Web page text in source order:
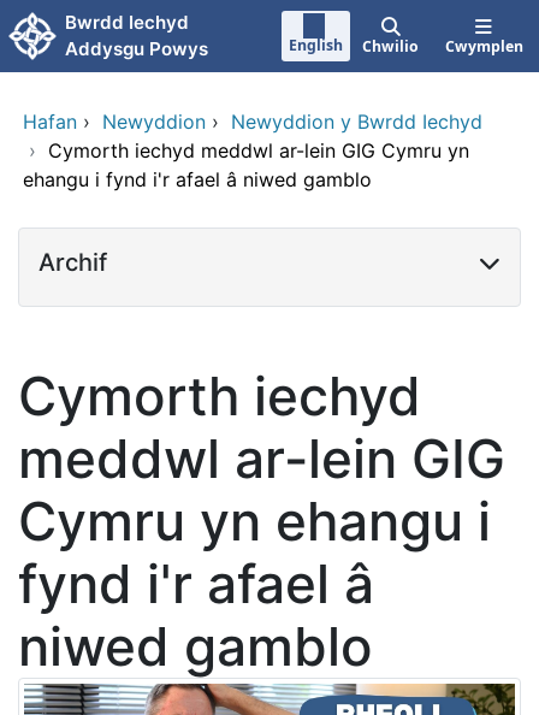
Neidio i'r prif gynnwy
Bwrdd Iechyd
Addysgu Powys
English Chwilio Cwymplen
Hafan › Newyddion › Newyddion y Bwrdd Iechyd
› Cymorth iechyd meddwl ar-lein GIG Cymru yn
ehangu i fynd i'r afael â niwed gamblo
Archif
Cymorth iechyd
meddwl ar-lein GIG
Cymru yn ehangu i
fynd i'r afael â
niwed gamblo